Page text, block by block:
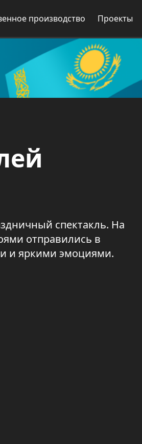
производство Проекты
спектакль. На
отправились в
и яркими эмоциями.